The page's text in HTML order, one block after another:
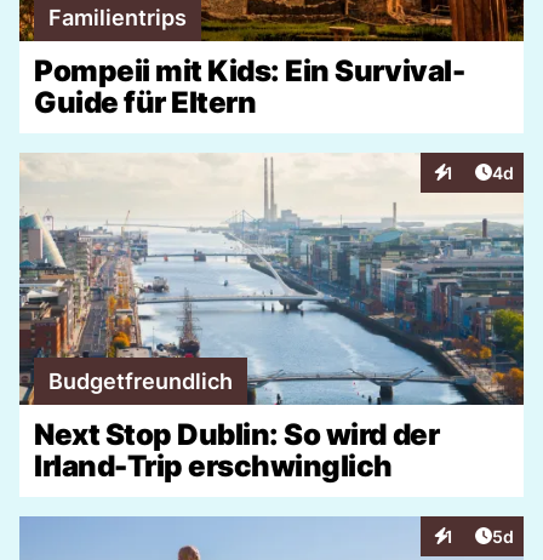
Familientrips
Pompeii mit Kids: Ein Survival-
Guide für Eltern
1
Interaktionen
4d
Budgetfreundlich
Next Stop Dublin: So wird der
Irland-Trip erschwinglich
1
Interaktionen
5d